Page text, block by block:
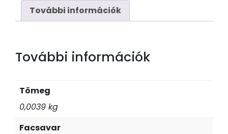
ZB
mennyiség
További információk
További információk
Tömeg
0,0039 kg
Facsavar